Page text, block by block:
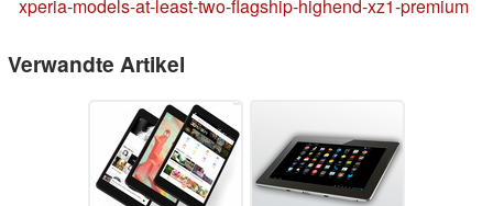
xperia-models-at-least-two-flagship-highend-xz1-premium
Verwandte Artikel